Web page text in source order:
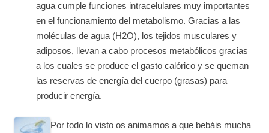
agua cumple funciones intracelulares muy importantes
en el funcionamiento del metabolismo. Gracias a las
moléculas de agua (H2O), los tejidos musculares y
adiposos, llevan a cabo procesos metabólicos gracias
a los cuales se produce el gasto calórico y se queman
las reservas de energía del cuerpo (grasas) para
producir energía.
Por todo lo visto os animamos a que bebáis mucha